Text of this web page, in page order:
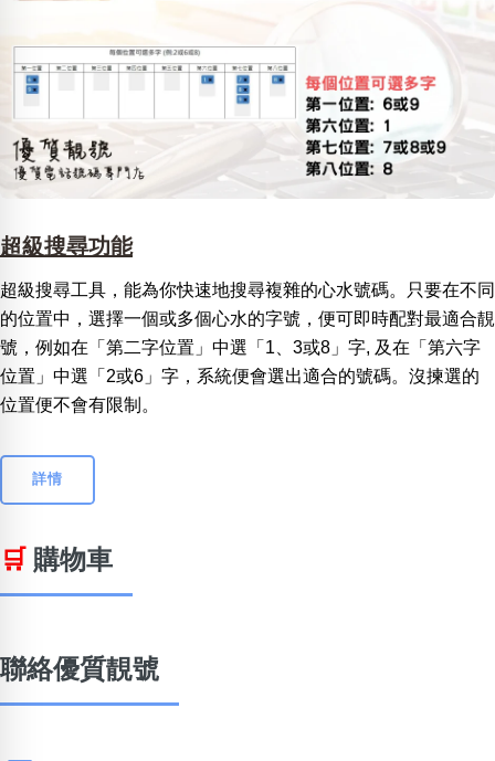
超級搜尋功能
超級搜尋工具，能為你快速地搜尋複雜的心水號碼。只要在不同
的位置中，選擇一個或多個心水的字號，便可即時配對最適合靚
號，例如在「第二字位置」中選「1、3或8」字, 及在「第六字
位置」中選「2或6」字，系統便會選出適合的號碼。沒揀選的
位置便不會有限制。
詳情
🛒 購物車
聯絡優質靚號